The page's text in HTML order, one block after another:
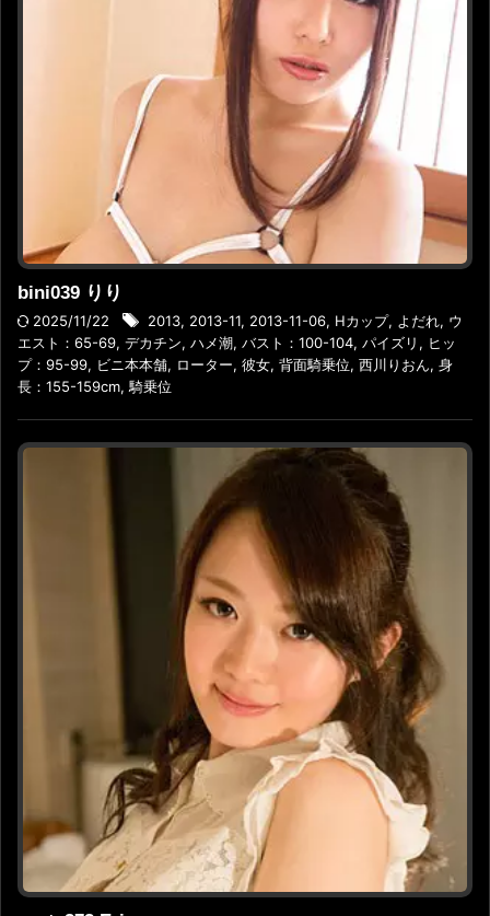
bini039 りり
2025/11/22 2013, 2013-11, 2013-11-06, Hカップ, よだれ, ウ
エスト：65-69, デカチン, ハメ潮, バスト：100-104, パイズリ , ヒッ
プ：95-99, ビニ本本舗, ローター, 彼女, 背面騎乗位, 西川りおん, 身
長：155-159cm, 騎乗位